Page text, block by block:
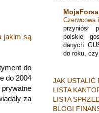
jakim są
do
do 2004
za
MojaForsa
przyniósł
polskiej
danych
do roku,
JAK USTALIĆ
LISTA
LISTA
BLOGI